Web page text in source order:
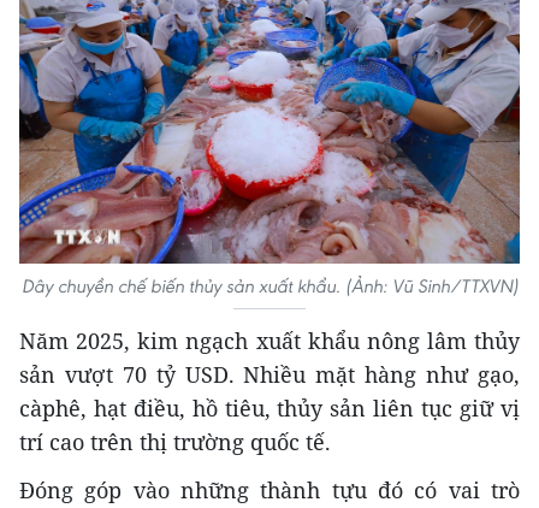
Dây chuyền chế biến thủy sản xuất khẩu. (Ảnh: Vũ Sinh/TTXVN)
Năm 2025, kim ngạch xuất khẩu nông lâm thủy
sản vượt 70 tỷ USD. Nhiều mặt hàng như gạo,
càphê, hạt điều, hồ tiêu, thủy sản liên tục giữ vị
trí cao trên thị trường quốc tế.
Đóng góp vào những thành tựu đó có vai trò